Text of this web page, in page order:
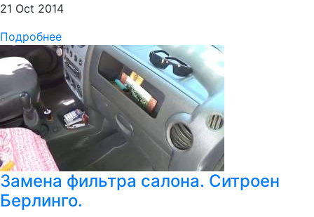
21 Oct 2014
Подробнее
Замена фильтра салона. Ситроен
Берлинго.